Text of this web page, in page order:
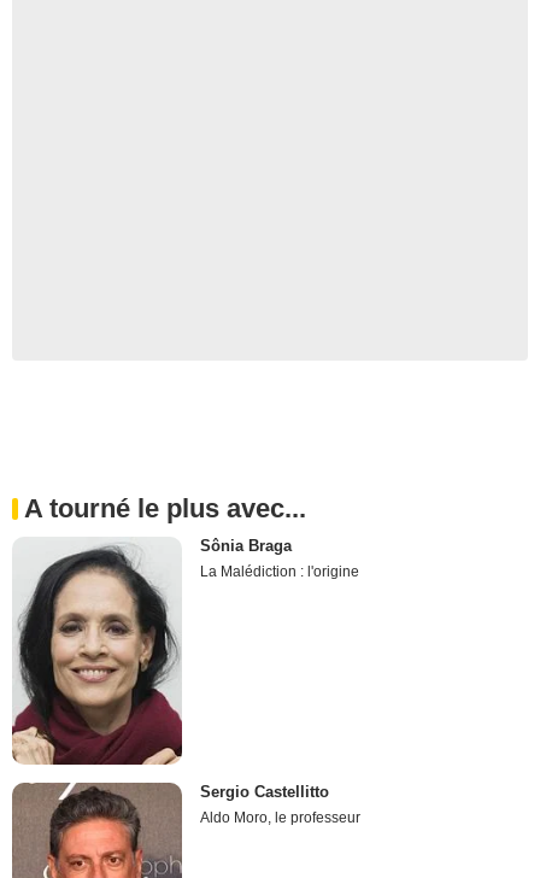
A tourné le plus avec...
Sônia Braga
La Malédiction : l'origine
Sergio Castellitto
Aldo Moro, le professeur